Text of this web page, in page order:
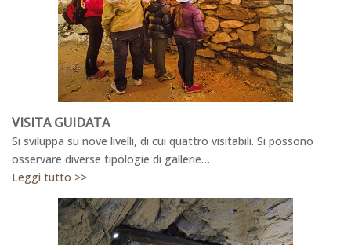
VISITA GUIDATA
Si sviluppa su nove livelli, di cui quattro visitabili. Si possono
osservare diverse tipologie di gallerie…
Leggi tutto >>